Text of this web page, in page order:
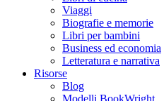
Viaggi
Biografie e memorie
Libri per bambini
Business ed economia
Letteratura e narrativa
Risorse
Blog
Modelli BookWright